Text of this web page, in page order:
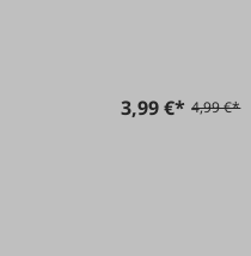
3,99 €* 4,99 €*